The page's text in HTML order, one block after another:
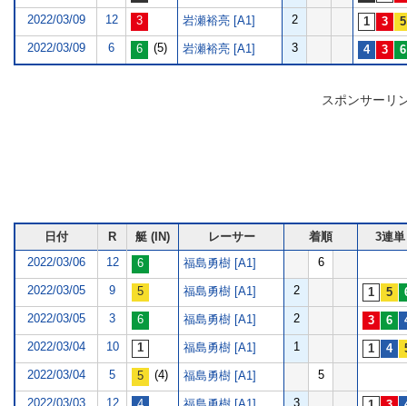
2022/03/09 12 岩瀬裕亮 [A1] 2
2022/03/09 6 (5) 岩瀬裕亮 [A1] 3
スポンサーリ
日付 R 艇 (IN) レーサー 着順
3連単
2022/03/06
12 福島勇樹 [A1] 6
2022/03/05 9 福島勇樹 [A1] 2
2022/03/05 3 福島勇樹 [A1] 2
2022/03/04 10 福島勇樹 [A1] 1
2022/03/04 5 (4) 福島勇樹 [A1] 5
2022/03/03 12 3